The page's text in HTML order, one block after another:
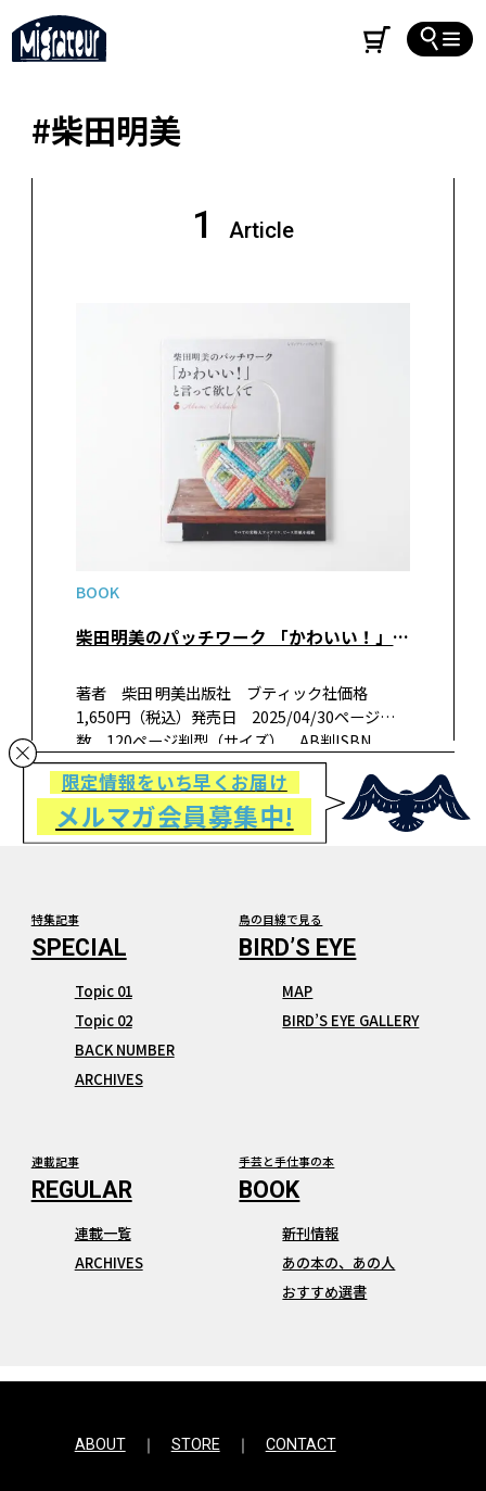
#柴田明美
1 Article
BOOK
柴田明美のパッチワーク 「かわいい！」と言って欲しくて
著者 柴田 明美出版社 ブティック社価格
1,650円（税込）発売日 2025/04/30ページ
数 120ページ判型（サイズ） AB判ISBN
978-4-8347-8634-7 書籍紹介キルト作家柴田明
美の作品集。作品を「かわいい！」と言っても
らえ…
限定情報をいち早くお届け
メルマガ会員募集中!
特集記事
Topic 01
Topic 02
BACK NUMBER
ARCHIVES
鳥の目線で見る
MAP
BIRD’S EYE GALLERY
連載記事
連載一覧
ARCHIVES
手芸と手仕事の本
新刊情報
あの本の、あの人
おすすめ選書
ABOUT STORE CONTACT